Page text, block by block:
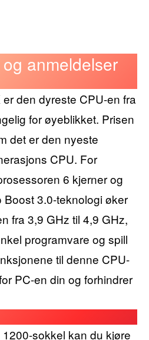
anmeldelser
den dyreste CPU-en fra
for øyeblikket. Prisen
det er den nyeste
CPU. For
6 kjerner og
Boost 3.0-teknologi øker
fra 3,9 GHz til 4,9 GHz,
programvare og spill
til denne CPU-
PC-en din og forhindrer
sokkel kan du kjøre